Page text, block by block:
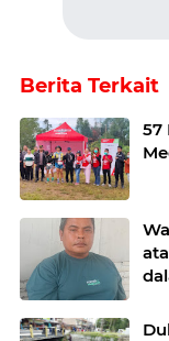
Berita Terkait
57